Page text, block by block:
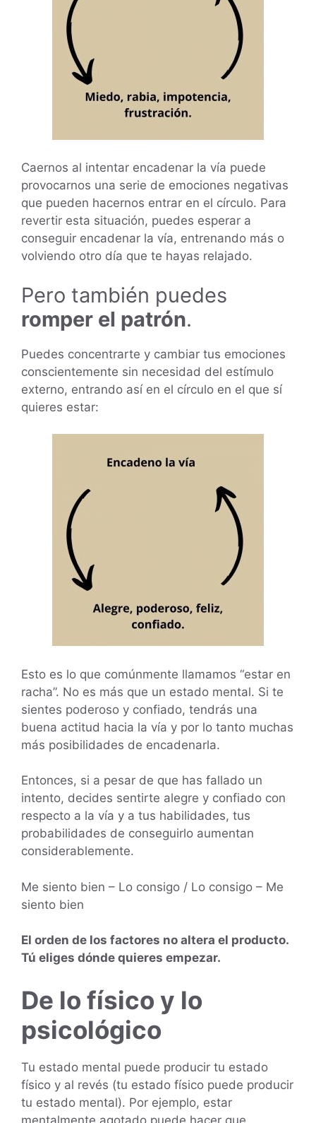
Caernos al intentar encadenar la vía puede
provocarnos una serie de emociones negativas
que pueden hacernos entrar en el círculo. Para
revertir esta situación, puedes esperar a
conseguir encadenar la vía, entrenando más o
volviendo otro día que te hayas relajado.
Pero también puedes
romper el patrón.
Puedes concentrarte y cambiar tus emociones
conscientemente sin necesidad del estímulo
externo, entrando así en el círculo en el que sí
quieres estar:
Esto es lo que comúnmente llamamos “estar en
racha”. No es más que un estado mental. Si te
sientes poderoso y confiado, tendrás una
buena actitud hacia la vía y por lo tanto muchas
más posibilidades de encadenarla.
Entonces, si a pesar de que has fallado un
intento, decides sentirte alegre y confiado con
respecto a la vía y a tus habilidades, tus
probabilidades de conseguirlo aumentan
considerablemente.
Me siento bien – Lo consigo / Lo consigo – Me
siento bien
El orden de los factores no altera el producto.
Tú eliges dónde quieres empezar.
De lo físico y lo
psicológico
Tu estado mental puede producir tu estado
físico y al revés (tu estado físico puede producir
tu estado mental). Por ejemplo, estar
mentalmente agotado puede hacer que